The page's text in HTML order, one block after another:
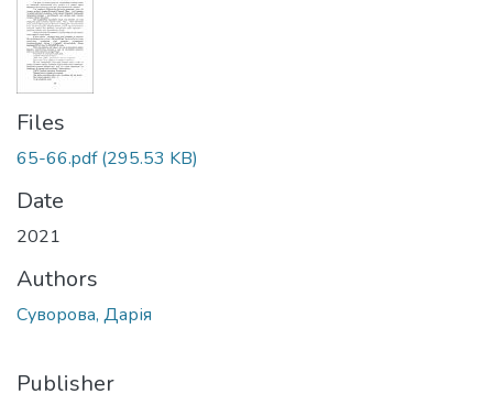
Files
65-66.pdf(295.53 KB)
Date
2021
Authors
Суворова, Дарія
Publisher